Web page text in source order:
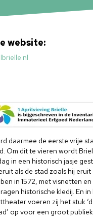
daarmee de eerste vrije
Om dit te vieren wordt
in een historisch jasje
als de stad zoals hij eruit
in 1572, met visnetten en
historische kledij. En
voeren zij het stuk
op voor een groot
website: